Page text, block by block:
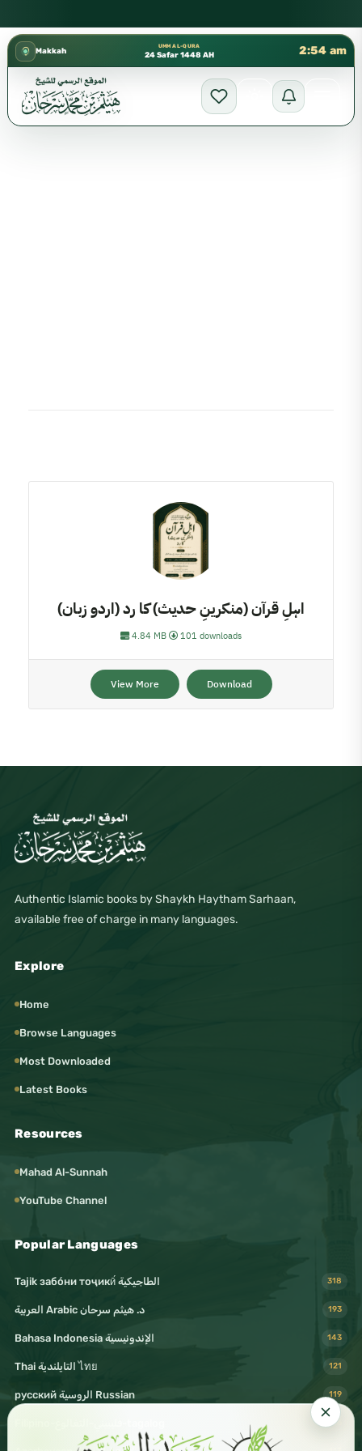
Makkah
UMM AL-QURA
24 Safar 1448 AH 2:54 am
اہلِ قرآن (منکرینِ حدیث) کا رد (اردو زبان)
4.84 MB 101 downloads
View More Download
Authentic Islamic books by Shaykh Haytham Sarhaan,
available free of charge in many languages.
Explore
Home
Browse Languages
Most Downloaded
Latest Books
Resources
Mahad Al-Sunnah
YouTube Channel
Popular Languages
Tajik забо́ни тоҷикӣ́ الطاجيكية 318
د. هيثم سرحان Arabic العربية 193
Bahasa Indonesia الإندونيسية 143
Thai التايلندية ไทย 121
русский الروسية Russian 119
116